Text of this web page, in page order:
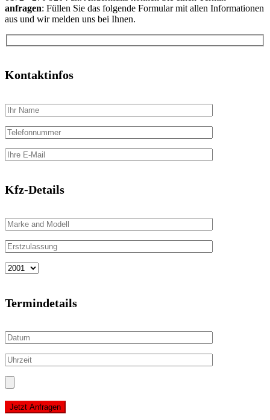
anfragen: Füllen Sie das folgende Formular mit allen Informationen
aus und wir melden uns bei Ihnen.
Kontaktinfos
Kfz-Details
Termindetails
Jetzt Anfragen